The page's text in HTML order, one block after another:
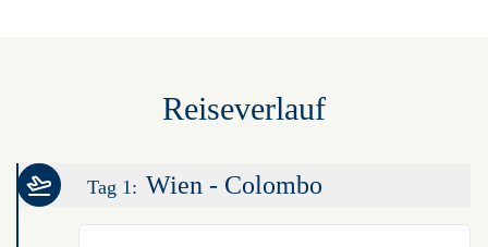
Reiseverlauf
Tag 1: Wien - Colombo